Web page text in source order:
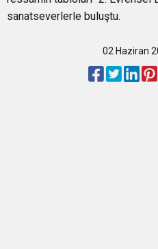
sanatseverlerle buluştu.
02 Haziran